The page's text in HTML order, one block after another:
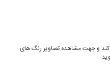
کند و جهت مشاهده تصاویر رنگ های